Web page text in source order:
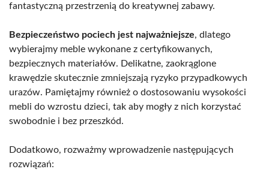
fantastyczną przestrzenią do kreatywnej zabawy.
Bezpieczeństwo pociech jest najważniejsze, dlatego
wybierajmy meble wykonane z certyfikowanych,
bezpiecznych materiałów. Delikatne, zaokrąglone
krawędzie skutecznie zmniejszają ryzyko przypadkowych
urazów. Pamiętajmy również o dostosowaniu wysokości
mebli do wzrostu dzieci, tak aby mogły z nich korzystać
swobodnie i bez przeszkód.
Dodatkowo, rozważmy wprowadzenie następujących
rozwiązań: